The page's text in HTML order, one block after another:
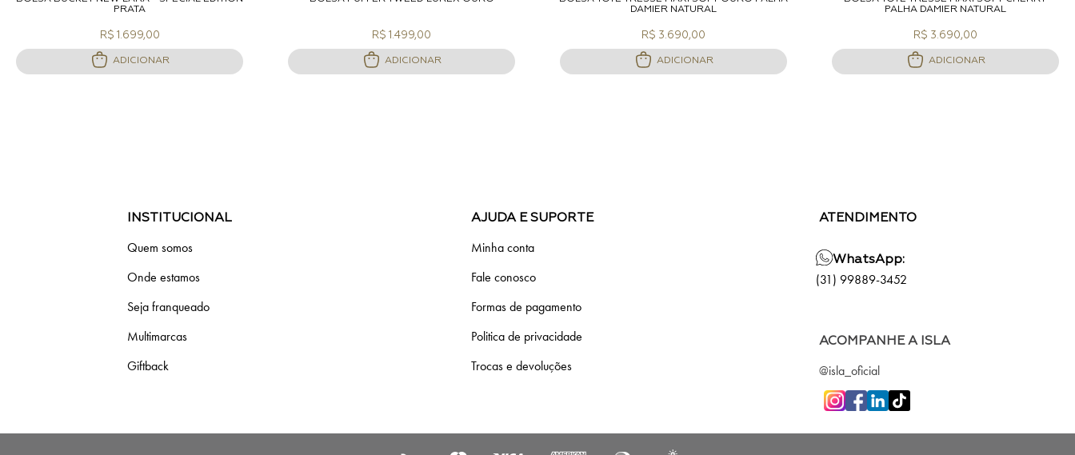
PRATA
R$ 1.699,00
ADICIONAR
R$ 1.499,00
ADICIONAR
DAMIER NATURAL
R$ 3.690,00
ADICIONAR
PALHA DAMIER NATURAL
R$ 3.690,00
ADICIONAR
INSTITUCIONAL
Quem somos
Onde estamos
Seja franqueado
Multimarcas
Giftback
AJUDA E SUPORTE
Minha conta
Fale conosco
Formas de pagamento
Politica de privacidade
Trocas e devoluções
ATENDIMENTO
WhatsApp:
(31) 99889-3452
ACOMPANHE A ISLA
@isla_oficial